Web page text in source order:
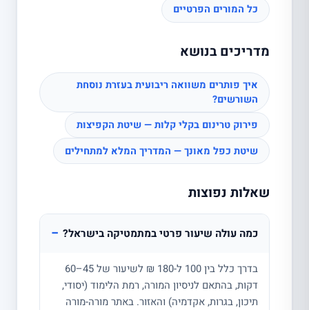
כל המורים הפרטיים
מדריכים בנושא
איך פותרים משוואה ריבועית בעזרת נוסחת
השורשים?
פירוק טרינום בקלי קלות — שיטת הקפיצות
שיטת כפל מאונך — המדריך המלא למתחילים
שאלות נפוצות
כמה עולה שיעור פרטי במתמטיקה בישראל? −
בדרך כלל בין 100 ל-180 ₪ לשיעור של 45–60
דקות, בהתאם לניסיון המורה, רמת הלימוד (יסודי,
תיכון, בגרות, אקדמיה) והאזור. באתר מורה-מורה